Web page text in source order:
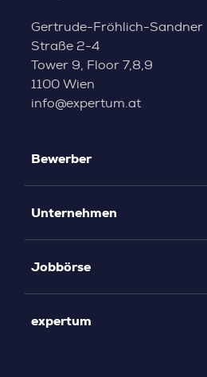
Gertrude-Fröhlich-Sandner
Straße 2-4
Tower 9, Floor 7,8,9
1100 Wien
info@expertum.at
Bewerber
Unternehmen
Jobbörse
expertum